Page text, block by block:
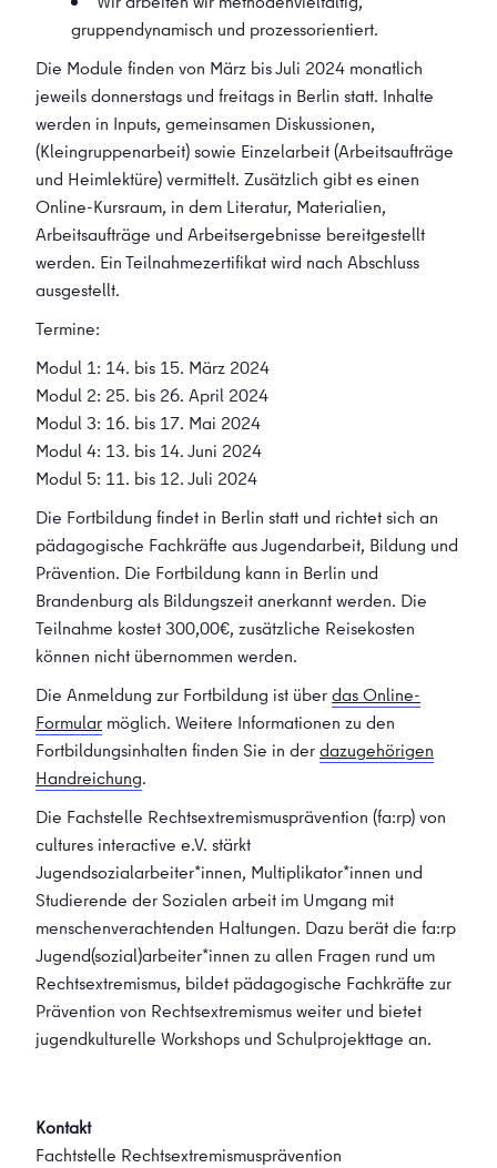
gruppendynamisch und prozessorientiert.
Die Module finden von März bis Juli 2024 monatlich
jeweils donnerstags und freitags in Berlin statt. Inhalte
werden in Inputs, gemeinsamen Diskussionen,
(Kleingruppenarbeit) sowie Einzelarbeit (Arbeitsaufträge
und Heimlektüre) vermittelt. Zusätzlich gibt es einen
Online-Kursraum, in dem Literatur, Materialien,
Arbeitsaufträge und Arbeitsergebnisse bereitgestellt
werden. Ein Teilnahmezertifikat wird nach Abschluss
ausgestellt.
Termine:
Modul 1: 14. bis 15. März 2024
Modul 2: 25. bis 26. April 2024
Modul 3: 16. bis 17. Mai 2024
Modul 4: 13. bis 14. Juni 2024
Modul 5: 11. bis 12. Juli 2024
Die Fortbildung findet in Berlin statt und richtet sich an
pädagogische Fachkräfte aus Jugendarbeit, Bildung und
Prävention. Die Fortbildung kann in Berlin und
Brandenburg als Bildungszeit anerkannt werden. Die
Teilnahme kostet 300,00€, zusätzliche Reisekosten
können nicht übernommen werden.
Die Anmeldung zur Fortbildung ist überdas Online-
Formular möglich. Weitere Informationen zu den
Fortbildungsinhalten finden Sie in derdazugehörigen
Handreichung.
Die Fachstelle Rechtsextremismusprävention (fa:rp) von
cultures interactive e.V. stärkt
Jugendsozialarbeiter*innen, Multiplikator*innen und
Studierende der Sozialen arbeit im Umgang mit
menschenverachtenden Haltungen. Dazu berät die fa:rp
Jugend(sozial)arbeiter*innen zu allen Fragen rund um
Rechtsextremismus, bildet pädagogische Fachkräfte zur
Prävention von Rechtsextremismus weiter und bietet
jugendkulturelle Workshops und Schulprojekttage an.
Kontakt
Fachtstelle Rechtsextremismusprävention